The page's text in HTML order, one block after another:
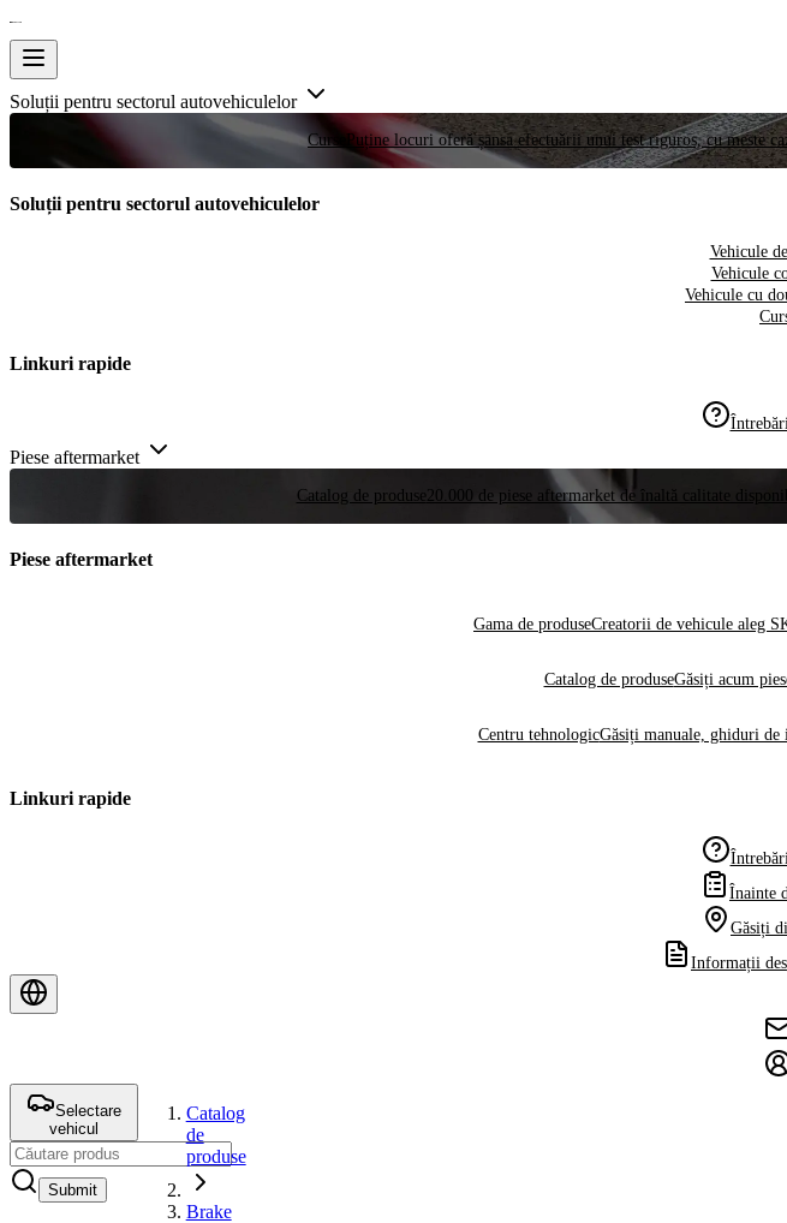
Soluții pentru sectorul autovehiculelor
Curse Puține locuri oferă șansa efectuării unui test riguros, cu meste
Soluții pentru sectorul autovehiculelor
Vehicule
Vehicule
Vehicule cu
Linkuri rapide
Piese aftermarket
Catalog de produse 20.000 de piese aftermarket de înaltă calitate
Piese aftermarket
Gama de produseCreatorii de vehicule aleg
Catalog de produseGăsiți acum
Centru tehnologicGăsiți manuale, ghiduri de
Linkuri rapide
Înainte
Găsiți
Informații
Selectare
vehicul
Submit
Catalog
de
produse
Brake